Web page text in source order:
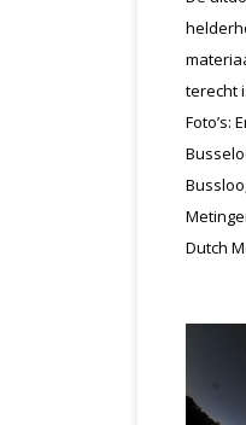
terecht
Foto’s:
Dutch